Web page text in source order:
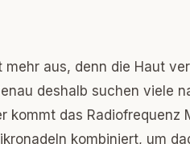
aus, denn die Haut
deshalb suchen viele
das Radiofrequenz
kombiniert, um